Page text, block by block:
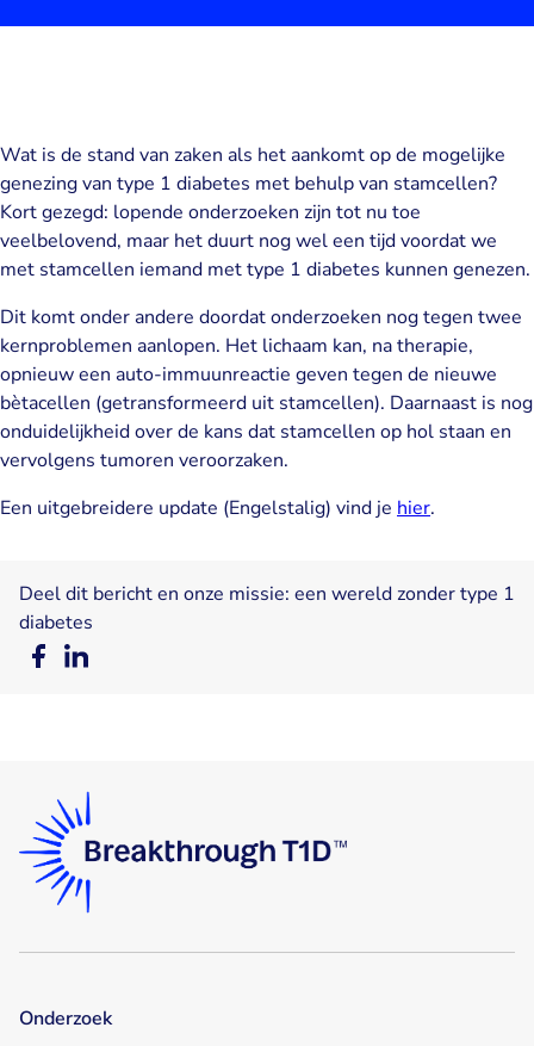
Wat is de stand van zaken als het aankomt op de mogelijke
genezing van type 1 diabetes met behulp van stamcellen?
Kort gezegd: lopende onderzoeken zijn tot nu toe
veelbelovend, maar het duurt nog wel een tijd voordat we
met stamcellen iemand met type 1 diabetes kunnen genezen.
Dit komt onder andere doordat onderzoeken nog tegen twee
kernproblemen aanlopen. Het lichaam kan, na therapie,
opnieuw een auto-immuunreactie geven tegen de nieuwe
bètacellen (getransformeerd uit stamcellen). Daarnaast is nog
onduidelijkheid over de kans dat stamcellen op hol staan en
vervolgens tumoren veroorzaken.
Een uitgebreidere update (Engelstalig) vind je hier.
Deel dit bericht en onze missie: een wereld zonder type 1
diabetes
DeelDeel
Onderzoek